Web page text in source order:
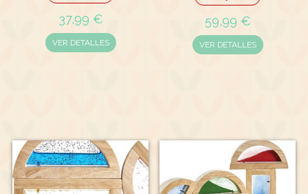
37,99 €
VER DETALLES
59,99 €
VER DETALLES